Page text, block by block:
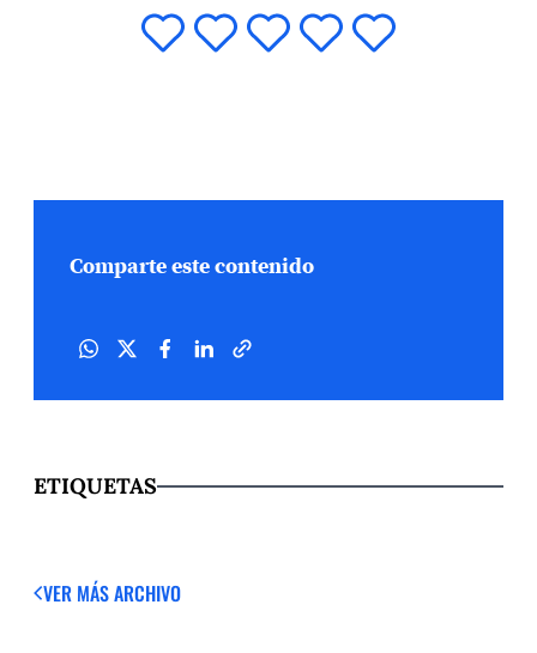
Comparte este contenido
ETIQUETAS
VER MÁSARCHIVO